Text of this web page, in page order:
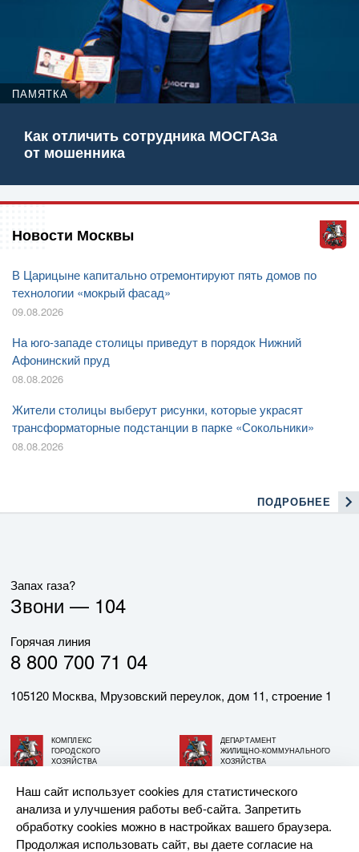
ПАМЯТКА
Как отличить сотрудника МОСГАЗа
от мошенника
Новости Москвы
В Царицыне капитально отремонтируют пять домов по
технологии «мокрый фасад»
09.08.2026
На юго-западе столицы приведут в порядок Нижний
Афонинский пруд
08.08.2026
Жители столицы выберут рисунки, которые украсят
трансформаторные подстанции в парке «Сокольники»
08.08.2026
ПОДРОБНЕЕ
Запах газа?
Звони — 104
Горячая линия
8 800 700 71 04
105120 Москва, Мрузовский переулок, дом 11, строение 1
КОМПЛЕКС
ГОРОДСКОГО
ХОЗЯЙСТВА
ДЕПАРТАМЕНТ
ЖИЛИЩНО-КОММУНАЛЬНОГО
ХОЗЯЙСТВА
© АО «МОСГАЗ», 2026. При использовании материалов
ссылка на сайт обязательна.
Наш сайт использует cookies для статистического
анализа и улучшения работы веб-сайта. Запретить
обработку cookies можно в настройках вашего браузера.
Продолжая использовать сайт, вы даете согласие на